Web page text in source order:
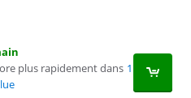
plus rapidement dans 1